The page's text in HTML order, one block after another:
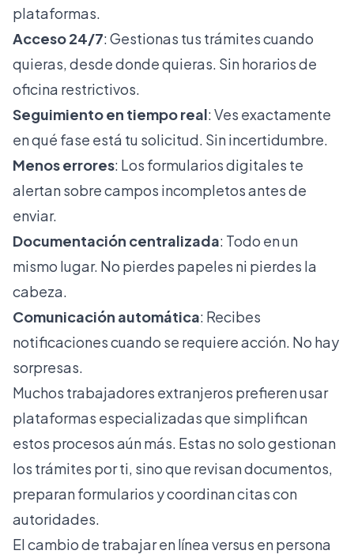
plataformas.
Acceso 24/7: Gestionas tus trámites cuando
quieras, desde donde quieras. Sin horarios de
oficina restrictivos.
Seguimiento en tiempo real: Ves exactamente
en qué fase está tu solicitud. Sin incertidumbre.
Menos errores: Los formularios digitales te
alertan sobre campos incompletos antes de
enviar.
Documentación centralizada: Todo en un
mismo lugar. No pierdes papeles ni pierdes la
cabeza.
Comunicación automática: Recibes
notificaciones cuando se requiere acción. No hay
sorpresas.
Muchos trabajadores extranjeros prefieren usar
plataformas especializadas que simplifican
estos procesos aún más. Estas no solo gestionan
los trámites por ti, sino que revisan documentos,
preparan formularios y coordinan citas con
autoridades.
El cambio de trabajar en línea versus en persona